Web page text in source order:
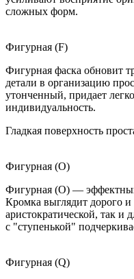
сложных форм.
Фигурная (F)
Фигурная фаска обновит
детали в организацию
утонченный, придает
индивидуальность.
Гладкая поверхность
Фигурная (O)
Фигурная (O) —
Кромка выглядит дорого и
аристократической, так и
с "ступенькой"
Фигурная (Q)